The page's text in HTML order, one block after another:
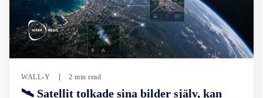
WALL-Y 2 min read
🛰️ Satellit tolkade sina bilder själv, kan